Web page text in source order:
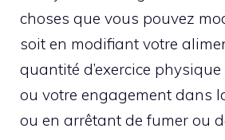
choses que vous pouvez
soit en modifiant votre
quantité d’exercice
ou votre engagement dans
ou en arrêtant de fumer ou